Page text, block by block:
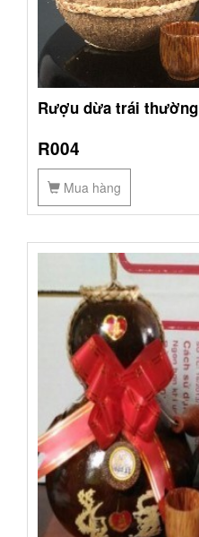
Rượu dừa trái thường
R004
Mua hàng